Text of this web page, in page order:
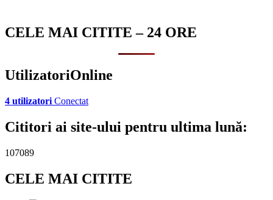
CELE MAI CITITE – 24 ORE
UtilizatoriOnline
4 utilizatori Conectat
Cititori ai site-ului pentru ultima lună:
107089
CELE MAI CITITE